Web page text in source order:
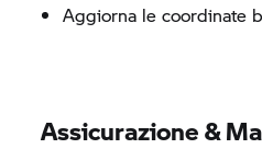
Aggiorna le coordinate
Assicurazione &